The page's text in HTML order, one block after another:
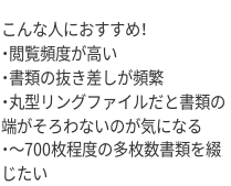
こんな人におすすめ！
・閲覧頻度が高い
・書類の抜き差しが頻繁
・丸型リングファイルだと書類の
端がそろわないのが気になる
・～700枚程度の多枚数書類を綴
じたい